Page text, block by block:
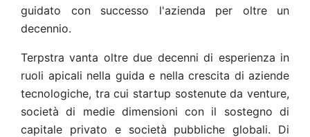
guidato con successo l'azienda per oltre un
decennio.
Terpstra vanta oltre due decenni di esperienza in
ruoli apicali nella guida e nella crescita di aziende
tecnologiche, tra cui startup sostenute da venture,
società di medie dimensioni con il sostegno di
capitale privato e società pubbliche globali. Di